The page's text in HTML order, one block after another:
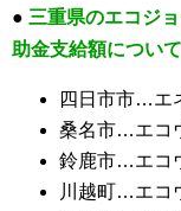
● 三重県のエコジ
助金支給額について
四日市市…エ
桑名市…エコ
鈴鹿市…エコ
川越町…エコ